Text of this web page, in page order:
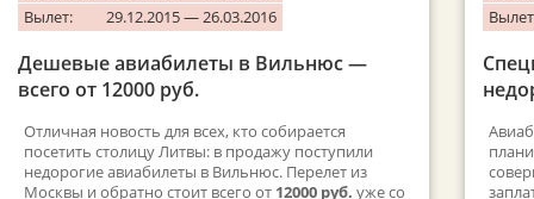
Вылет:
29.12.2015 — 26.03.2016
Дешевые авиабилеты в Вильнюс —
всего от 12000 руб.
Отличная новость для всех, кто собирается
посетить столицу Литвы: в продажу поступили
недорогие авиабилеты в Вильнюс. Перелет из
Москвы и обратно стоит всего от 12000 руб. уже со